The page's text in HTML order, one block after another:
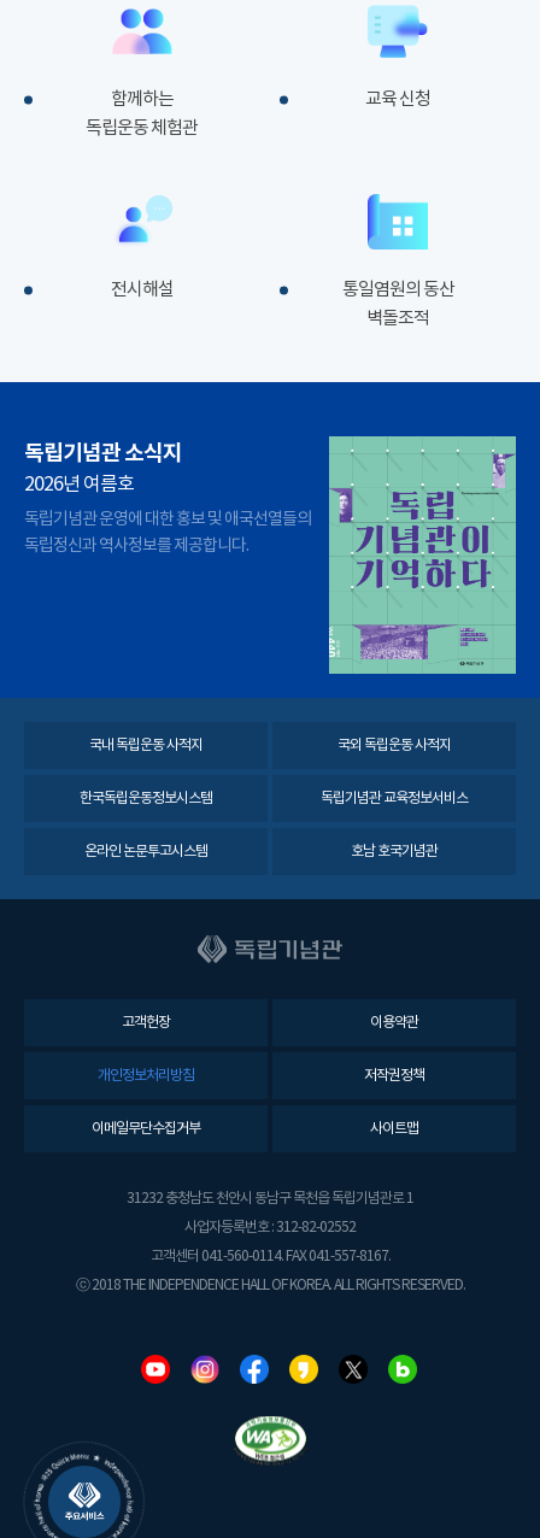
함께하는
독립운동 체험관
교육 신청
전시해설
통일염원의 동산
벽돌조적
독립기념관 소식지
2026년 여름호
독립기념관 운영에 대한 홍보 및 애국선열들의
독립정신과 역사정보를 제공합니다.
국내 독립운동 사적지 국외 독립운동 사적지
한국독립운동정보시스템 독립기념관 교육정보서비스
온라인 논문투고시스템 호남 호국기념관
고객헌장 이용약관
개인정보처리방침 저작권정책
이메일무단수집거부 사이트맵
31232 충청남도 천안시 동남구 목천읍 독립기념관로 1
사업자등록번호 : 312-82-02552
고객센터 041-560-0114. FAX 041-557-8167.
ⓒ 2018 THE INDEPENDENCE HALL OF KOREA. ALL RIGHTS RESERVED.